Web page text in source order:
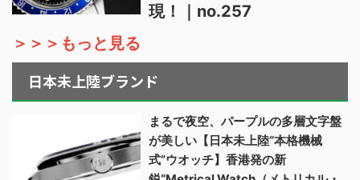
現！｜no.257
＞＞＞もっと見る
日本未上陸ブランド
まるで夜空、パープルの多層文字盤
が美しい【日本未上陸“本格機械
式”ウオッチ】香港発の新